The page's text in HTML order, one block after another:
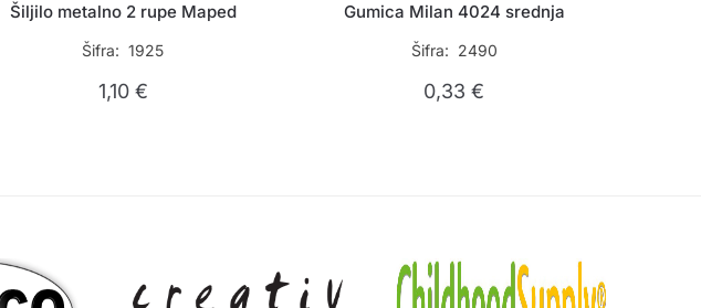
Šiljilo metalno 2 rupe Maped
Šifra: 1925
1,10 €
Gumica Milan 4024 srednja
Šifra: 2490
0,33€